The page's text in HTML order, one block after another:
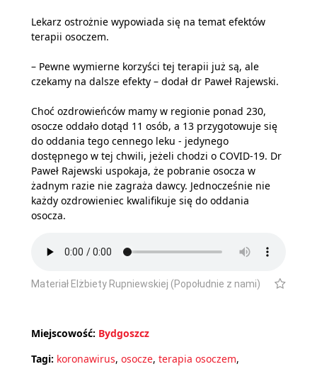
Lekarz ostrożnie wypowiada się na temat efektów
terapii osoczem.
– Pewne wymierne korzyści tej terapii już są, ale
czekamy na dalsze efekty – dodał dr Paweł Rajewski.
Choć ozdrowieńców mamy w regionie ponad 230,
osocze oddało dotąd 11 osób, a 13 przygotowuje się
do oddania tego cennego leku - jedynego
dostępnego w tej chwili, jeżeli chodzi o COVID-19. Dr
Paweł Rajewski uspokaja, że pobranie osocza w
żadnym razie nie zagraża dawcy. Jednocześnie nie
każdy ozdrowieniec kwalifikuje się do oddania
osocza.
Materiał Elżbiety Rupniewskiej (Popołudnie z nami)
Miejscowość: Bydgoszcz
Tagi: koronawirus, osocze, terapia osoczem,